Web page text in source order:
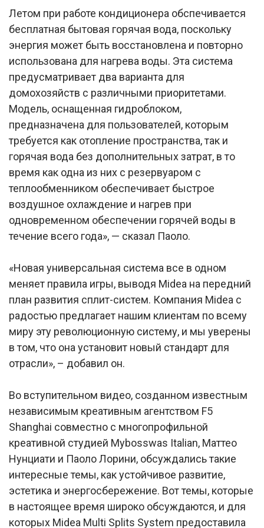
Летом при работе кондиционера обспечивается
бесплатная бытовая горячая вода, поскольку
энергия может быть восстановлена и повторно
использована для нагрева воды. Эта система
предусматривает два варианта для
домохозяйств с различными приоритетами.
Модель, оснащенная гидроблоком,
предназначена для пользователей, которым
требуется как отопление пространства, так и
горячая вода без дополнительных затрат, в то
время как одна из них с резервуаром с
теплообменником обеспечивает быстрое
воздушное охлаждение и нагрев при
одновременном обеспечении горячей воды в
течение всего года», — сказал Паоло.
«Новая универсальная система все в одном
меняет правила игры, выводя Midea на передний
план развития сплит-систем. Компания Midea с
радостью предлагает нашим клиентам по всему
миру эту революционную систему, и мы уверены
в том, что она установит новый стандарт для
отрасли», – добавил он.
Во вступительном видео, созданном известным
независимым креативным агентством F5
Shanghai совместно с многопрофильной
креативной студией Mybosswas Italian, Маттео
Нунциати и Паоло Лорини, обсуждались такие
интересные темы, как устойчивое развитие,
эстетика и энергосбережение. Вот темы, которые
в настоящее время широко обсуждаются, и для
которых Midea Multi Splits System предоставила